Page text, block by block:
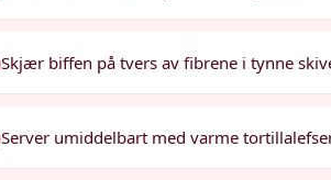
Skjær biffen på tvers av fibrene i tynne
Server umiddelbart med varme